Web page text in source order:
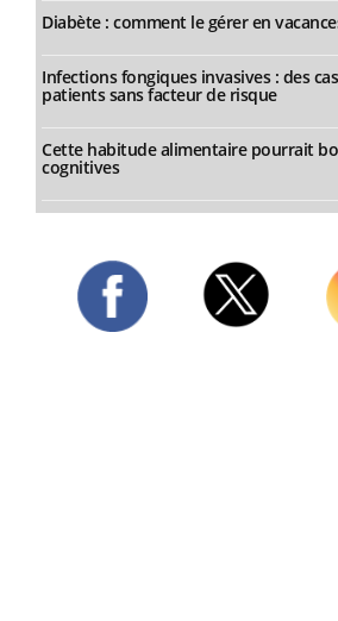
Diabète : comment le gérer en
Infections fongiques invasives : des
patients sans facteur de risque
Cette habitude alimentaire pourrait
cognitives